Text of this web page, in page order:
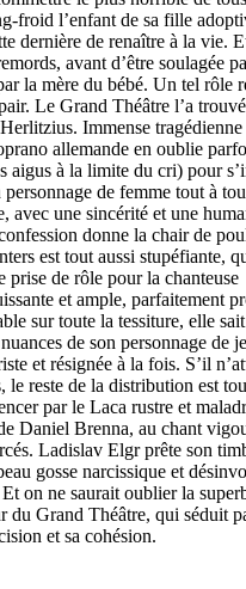
froid l’enfant de sa fille
dernière de renaître à la vie.
avant d’être soulagée
la mère du bébé. Un tel rôle
Le Grand Théâtre l’a
Immense
allemande en oublie
aigus à la limite du cri) pour
personnage de femme tout à
avec une sincérité et une
donne la chair de
est tout aussi stupéfiante,
prise de rôle pour la chanteuse
et ample, parfaitement
sur toute la tessiture, elle
de son personnage de
et résignée à la fois. S’il
le reste de la distribution est
par le Laca rustre et
Daniel Brenna, au chant
Ladislav Elgr prête son
gosse narcissique et
on ne saurait oublier la
du Grand Théâtre, qui séduit
et sa cohésion.